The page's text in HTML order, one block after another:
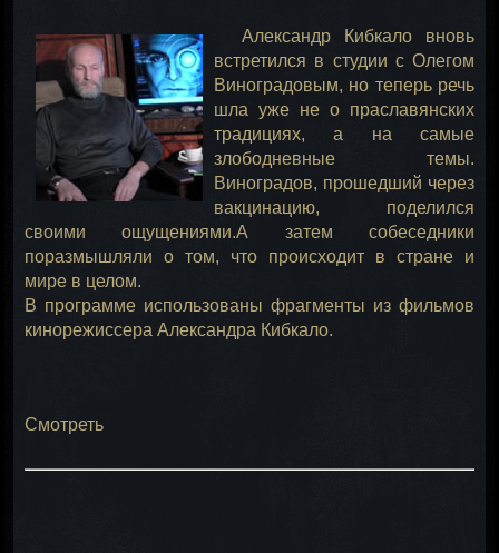
Александр Кибкало вновь
встретился в студии с Олегом
Виноградовым, но теперь речь
шла уже не о праславянских
традициях, а на самые
злободневные темы.
Виноградов, прошедший через
вакцинацию, поделился
своими ощущениями.А затем собеседники
поразмышляли о том, что происходит в стране и
мире в целом.
В программе использованы фрагменты из фильмов
кинорежиссера Александра Кибкало.
Смотреть